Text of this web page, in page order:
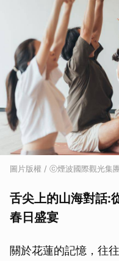
圖片版權 / ⓒ煙波國際觀光集
舌尖上的山海對話:
春日盛宴
關於花蓮的記憶，往